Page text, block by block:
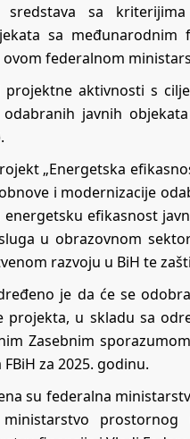
sredstava sa
sa
ovom federalnom
aktivnosti s
javnih
„Energetska
i modernizacije
efikasnost
u obrazovnom
razvoju u BiH te
je da će se
projekta, u skladu sa
Zasebnim
za 2025. godinu.
su federalna
ministarstvo